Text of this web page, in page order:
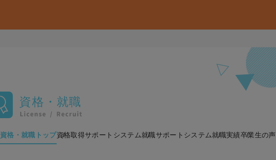
資格・就職
資格・就職トップ資格取得サポートシステム就職サポートシステム就職実績卒業生の声